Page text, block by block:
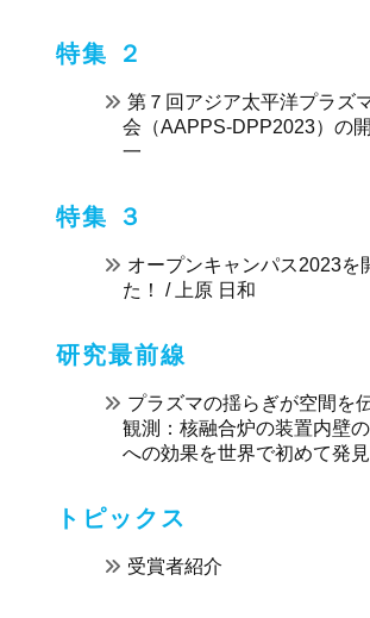
特集 ２
第７回アジア太平洋プラズ
会（AAPPS-DPP2023）の
一
特集 ３
オープンキャンパス2023を
た！ / 上原 日和
研究最前線
プラズマの揺らぎが空間を
観測：核融合炉の装置内壁
への効果を世界で初めて発
トピックス
受賞者紹介